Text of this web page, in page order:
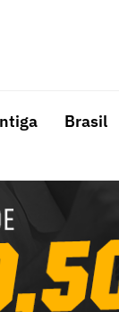
Brasil